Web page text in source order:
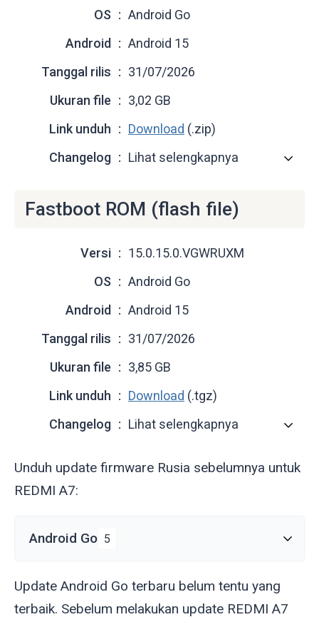
OS
Android Go
Android
Android 15
Tanggal rilis
31/07/2026
Ukuran file
3,02 GB
Link unduh
Download (.zip)
Changelog
Lihat selengkapnya
Fastboot ROM (flash file)
Versi
15.0.15.0.VGWRUXM
OS
Android Go
Android
Android 15
Tanggal rilis
31/07/2026
Ukuran file
3,85 GB
Link unduh
Download (.tgz)
Changelog
Lihat selengkapnya
Unduh update firmware Rusia sebelumnya untuk
REDMI A7:
Android Go 5
Update Android Go terbaru belum tentu yang
terbaik. Sebelum melakukan update REDMI A7